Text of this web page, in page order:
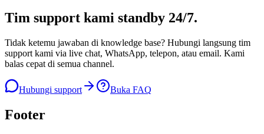
Tim support kami standby 24/7.
Tidak ketemu jawaban di knowledge base? Hubungi langsung tim
support kami via live chat, WhatsApp, telepon, atau email. Kami
balas cepat di semua channel.
Hubungi support Buka FAQ
Footer